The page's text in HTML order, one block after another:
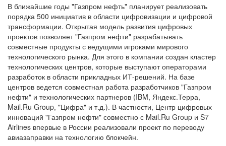
В ближайшие годы "Газпром нефть" планирует реализовать
порядка 500 инициатив в области цифровизации и цифровой
трансформации. Открытая модель развития цифровых
проектов позволяет "Газпром нефти" разрабатывать
совместные продукты с ведущими игроками мирового
технологического рынка. Для этого в компании создан кластер
технологических центров, которые выступают операторами
разработок в области прикладных ИТ-решений. На базе
центров ведется совместная работа разработчиков "Газпром
нефти" и технологических партнеров (IBM, Яндекс.Терра,
Mail.Ru Group, "Цифра" и т.д.). В частности, Центр цифровых
инноваций "Газпром нефти" совместно с Mail.Ru Group и S7
Airlines впервые в России реализовали проект по переводу
авиазаправки на технологию блокчейн.